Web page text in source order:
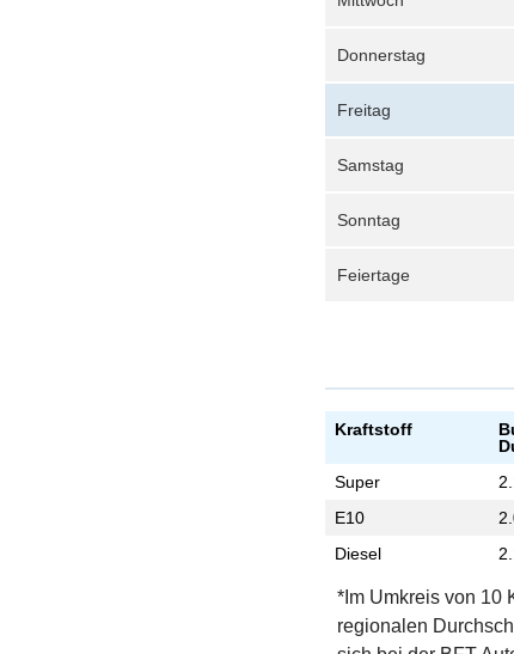
Donnerstag
Freitag
Samstag
Sonntag
Feiertage
Kraftstoff
Super
E10
Diesel
*Im Umkreis von 10
regionalen